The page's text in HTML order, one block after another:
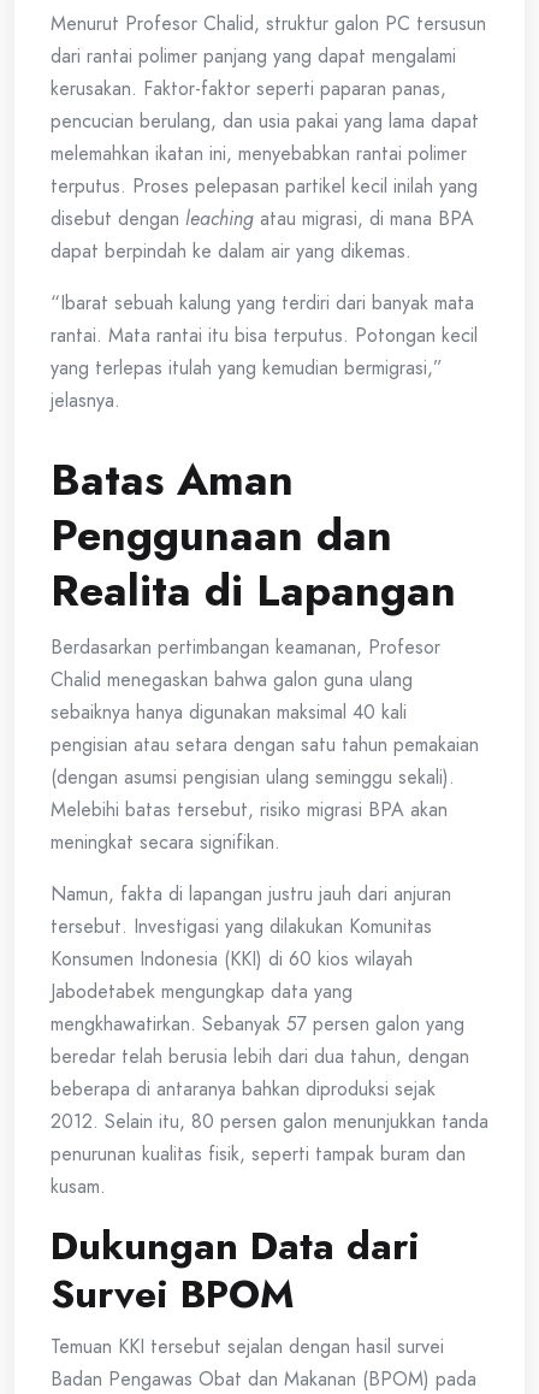
Menurut Profesor Chalid, struktur galon PC tersusun
dari rantai polimer panjang yang dapat mengalami
kerusakan. Faktor-faktor seperti paparan panas,
pencucian berulang, dan usia pakai yang lama dapat
melemahkan ikatan ini, menyebabkan rantai polimer
terputus. Proses pelepasan partikel kecil inilah yang
disebut dengan leaching atau migrasi, di mana BPA
dapat berpindah ke dalam air yang dikemas.
“Ibarat sebuah kalung yang terdiri dari banyak mata
rantai. Mata rantai itu bisa terputus. Potongan kecil
yang terlepas itulah yang kemudian bermigrasi,”
jelasnya.
Batas Aman
Penggunaan dan
Realita di Lapangan
Berdasarkan pertimbangan keamanan, Profesor
Chalid menegaskan bahwa galon guna ulang
sebaiknya hanya digunakan maksimal 40 kali
pengisian atau setara dengan satu tahun pemakaian
(dengan asumsi pengisian ulang seminggu sekali).
Melebihi batas tersebut, risiko migrasi BPA akan
meningkat secara signifikan.
Namun, fakta di lapangan justru jauh dari anjuran
tersebut. Investigasi yang dilakukan Komunitas
Konsumen Indonesia (KKI) di 60 kios wilayah
Jabodetabek mengungkap data yang
mengkhawatirkan. Sebanyak 57 persen galon yang
beredar telah berusia lebih dari dua tahun, dengan
beberapa di antaranya bahkan diproduksi sejak
2012. Selain itu, 80 persen galon menunjukkan tanda
penurunan kualitas fisik, seperti tampak buram dan
kusam.
Dukungan Data dari
Survei BPOM
Temuan KKI tersebut sejalan dengan hasil survei
Badan Pengawas Obat dan Makanan (BPOM) pada